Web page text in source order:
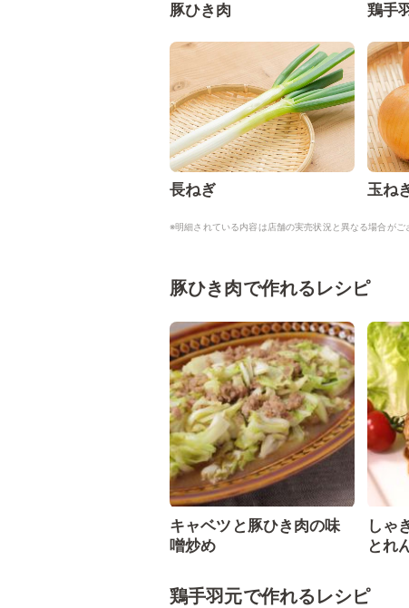
豚ひき肉 鶏手
長ねぎ 玉ね
※明細されている内容は店舗の実売状況と異なる場合がご
豚ひき肉で作れるレシピ
キャベツと豚ひき肉の味
噌炒め
しゃ
とれ
鶏手羽元で作れるレシピ